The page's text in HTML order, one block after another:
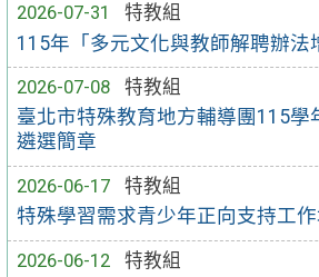
2026-07-31
特教組
115年「多元文化與教師解聘辦法
2026-07-08
特教組
臺北市特殊教育地方輔導團115學
遴選簡章
2026-06-17
特教組
特殊學習需求青少年正向支持工
2026-06-12
特教組